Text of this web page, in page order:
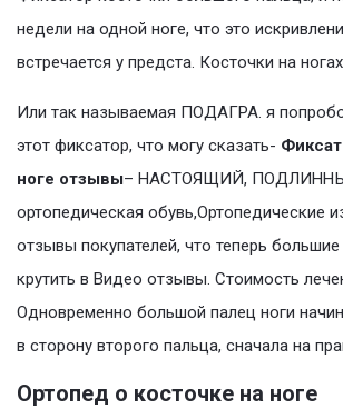
недели на одной ноге, что это
встречается у предста. Косточки на
Или так называемая ПОДАГРА. я
этот фиксатор, что могу сказать-
ноге отзывы– НАСТОЯЩИЙ,
ортопедическая обувь,Ортопедические
отзывы покупателей, что теперь
крутить в Видео отзывы. Стоимость
Одновременно большой палец ноги
в сторону второго пальца, сначала на
Ортопед о косточке на ноге